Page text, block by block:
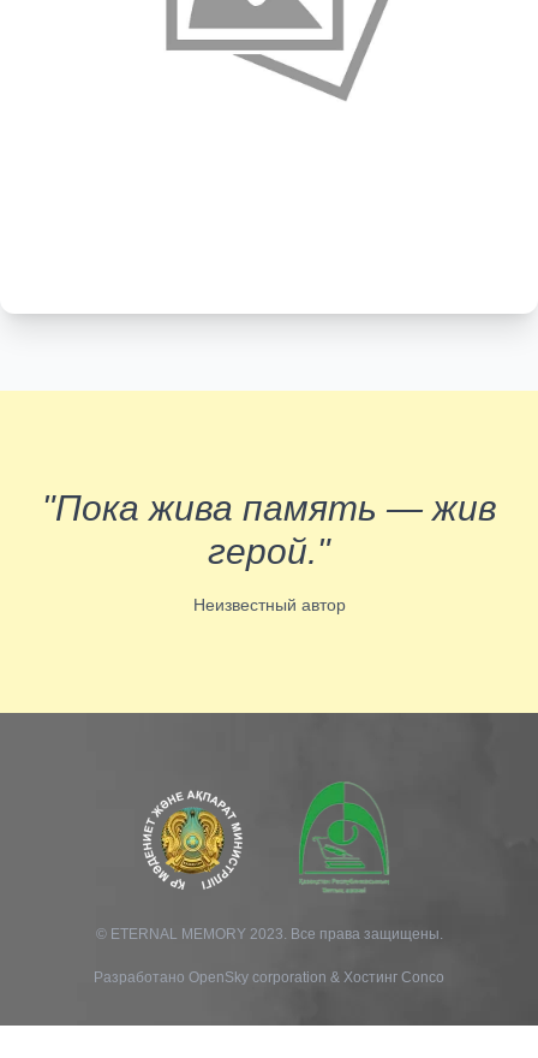
"Пока жива память — жив
герой."
Неизвестный автор
© ETERNAL MEMORY 2023. Все права защищены.
Разработано OpenSky corporation & Хостинг Conco